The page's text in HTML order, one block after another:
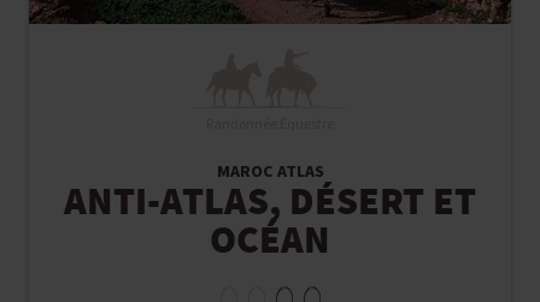
MAROC ATLAS
ANTI-ATLAS, DÉSERT ET
OCÉAN